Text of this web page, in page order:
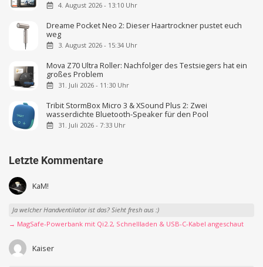
4. August 2026 - 13:10 Uhr
Dreame Pocket Neo 2: Dieser Haartrockner pustet euch
weg
3. August 2026 - 15:34 Uhr
Mova Z70 Ultra Roller: Nachfolger des Testsiegers hat ein
großes Problem
31. Juli 2026 - 11:30 Uhr
Tribit StormBox Micro 3 & XSound Plus 2: Zwei
wasserdichte Bluetooth-Speaker für den Pool
31. Juli 2026 - 7:33 Uhr
Letzte Kommentare
KaM!
Ja welcher Handventilator ist das? Sieht fresh aus :)
→ MagSafe-Powerbank mit Qi2.2, Schnellladen & USB-C-Kabel angeschaut
Kaiser